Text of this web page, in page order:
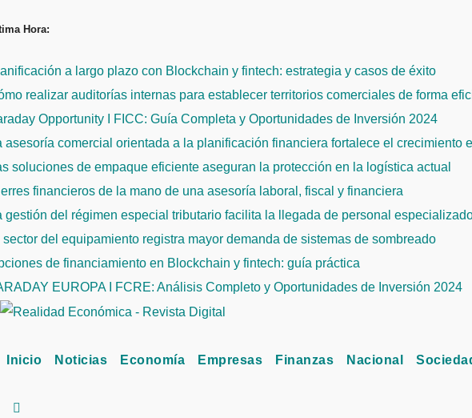
al
Hora:
a largo plazo con Blockchain y fintech: estrategia y casos de éxito
realizar auditorías internas para establecer territorios comerciales de forma
Opportunity I FICC: Guía Completa y Oportunidades de Inversión 2024
asesoría comercial orientada a la planificación financiera fortalece el crecimiento
soluciones de empaque eficiente aseguran la protección en la logística actual
financieros de la mano de una asesoría laboral, fiscal y financiera
gestión del régimen especial tributario facilita la llegada de personal
sector del equipamiento registra mayor demanda de sistemas de sombreado
de financiamiento en Blockchain y fintech: guía práctica
EUROPA I FCRE: Análisis Completo y Oportunidades de Inversión 2024
Inicio Noticias Economía Empresas Finanzas Nacional